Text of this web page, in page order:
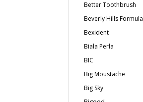
Better Toothbrush
Beverly Hills Formula
Bexident
Biala Perla
BIC
Big Moustache
Big Sky